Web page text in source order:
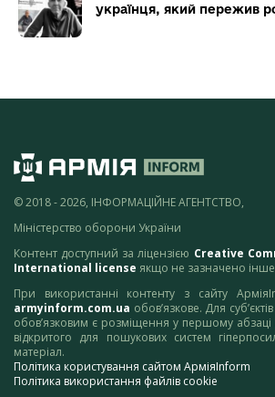
українця, який пережив
© 2018 - 2026, ІНФОРМАЦІЙНЕ АГЕНТСТВО,
Міністерство оборони України
Контент доступний за ліцензією Creative
International license якщо не зазначено
При використанні контенту з сайту
armyinform.com.ua обов’язкове. Для
обов’язковим є розміщення у першому абзаці
відкритого для пошукових систем
матеріал.
Політика користування сайтом АрміяInform
Політика використання файлів cookie